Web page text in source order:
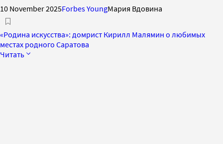
10 November 2025Forbes YoungМария Вдовина
«Родина искусства»: домрист Кирилл Малямин о любимых
местах родного Саратова
Читать